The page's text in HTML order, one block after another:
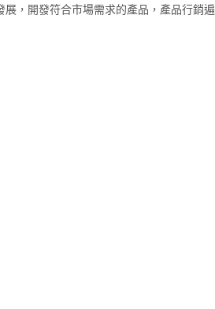
，開發符合市場需求的產品，產品行銷